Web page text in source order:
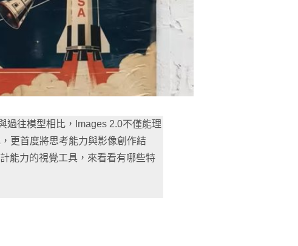
過往模型相比，Images 2.0不僅能理
更首度將思考能力與影像創作結
能力的視覺工具，來看看有哪些特